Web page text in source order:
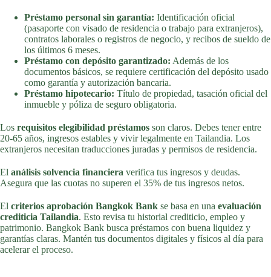
Préstamo personal sin garantía: Identificación oficial
(pasaporte con visado de residencia o trabajo para extranjeros),
contratos laborales o registros de negocio, y recibos de sueldo de
los últimos 6 meses.
Préstamo con depósito garantizado: Además de los
documentos básicos, se requiere certificación del depósito usado
como garantía y autorización bancaria.
Préstamo hipotecario: Título de propiedad, tasación oficial del
inmueble y póliza de seguro obligatoria.
Los requisitos elegibilidad préstamos son claros. Debes tener entre
20-65 años, ingresos estables y vivir legalmente en Tailandia. Los
extranjeros necesitan traducciones juradas y permisos de residencia.
El análisis solvencia financiera verifica tus ingresos y deudas.
Asegura que las cuotas no superen el 35% de tus ingresos netos.
El criterios aprobación Bangkok Bank se basa en una evaluación
crediticia Tailandia. Esto revisa tu historial crediticio, empleo y
patrimonio. Bangkok Bank busca préstamos con buena liquidez y
garantías claras. Mantén tus documentos digitales y físicos al día para
acelerar el proceso.